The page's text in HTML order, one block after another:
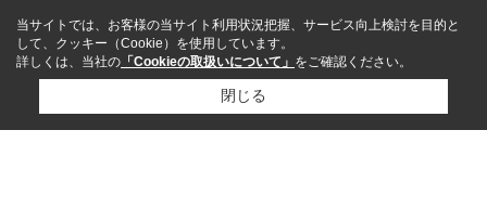
当サイトでは、お客様の当サイト利用状況把握、サービス向上検討を目的と
して、クッキー（Cookie）を使用しています。
詳しくは、当社の 「Cookieの取扱いについて」 をご確認ください。
閉じる